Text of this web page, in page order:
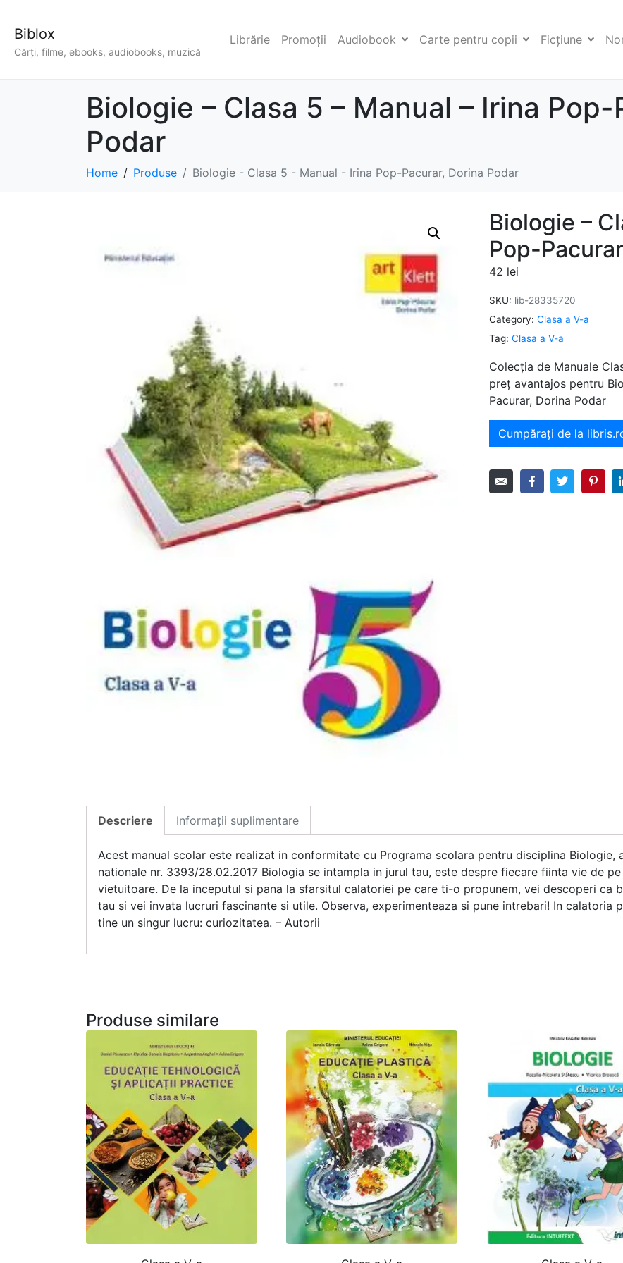
Biblox
Cărți, filme, ebooks, audiobooks, muzică
Librărie Promoții Audiobook Carte pentru copii Ficţiune
Biologie – Clasa 5 – Manual – Irina
Podar
Home Produse Biologie - Clasa 5 - Manual - Irina Pop-Pacurar, Dorina Podar
Biologie –
Pop-
42 lei
SKU: lib-28335720
Category: Clasa a V-a
Tag: Clasa a V-a
Colecția de Manuale
preț avantajos pentru
Pacurar, Dorina Podar
Cumpărați de la
Descriere Informații suplimentare
Acest manual scolar este realizat in conformitate cu Programa scolara pentru disciplina Biologie,
nationale nr. 3393/28.02.2017 Biologia se intampla in jurul tau, este despre fiecare fiinta vie de
vietuitoare. De la inceputul si pana la sfarsitul calatoriei pe care ti-o propunem, vei descoperi ca
tau si vei invata lucruri fascinante si utile. Observa, experimenteaza si pune intrebari! In calatoria
tine un singur lucru: curiozitatea. – Autorii
Produse similare